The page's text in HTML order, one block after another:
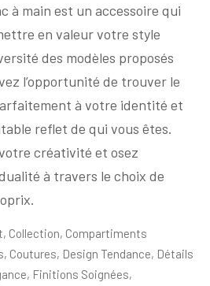
à main est un accessoire qui
en valeur votre style
des modèles proposés
l’opportunité de trouver le
à votre identité et
reflet de qui vous êtes.
créativité et osez
à travers le choix de
, Collection, Compartiments
, Coutures, Design Tendance, Détails
, Finitions Soignées,